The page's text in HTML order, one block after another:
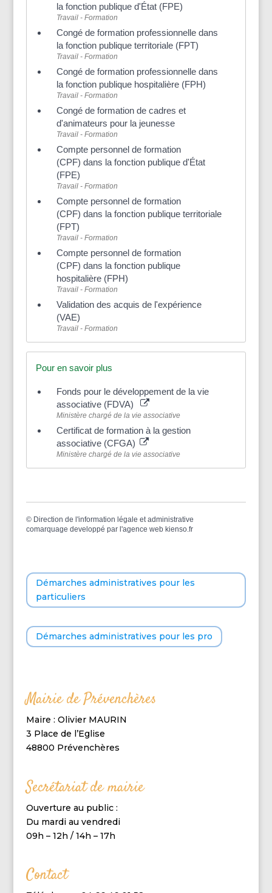
la fonction publique d'État (FPE)
Travail - Formation
Congé de formation professionnelle dans
la fonction publique territoriale (FPT)
Travail - Formation
Congé de formation professionnelle dans
la fonction publique hospitalière (FPH)
Travail - Formation
Congé de formation de cadres et
d'animateurs pour la jeunesse
Travail - Formation
Compte personnel de formation
(CPF) dans la fonction publique d'État
(FPE)
Travail - Formation
Compte personnel de formation
(CPF) dans la fonction publique territoriale
(FPT)
Travail - Formation
Compte personnel de formation
(CPF) dans la fonction publique
hospitalière (FPH)
Travail - Formation
Validation des acquis de l'expérience
(VAE)
Travail - Formation
Pour en savoir plus
Fonds pour le développement de la vie
associative (FDVA)
Ministère chargé de la vie associative
Certificat de formation à la gestion
associative (CFGA)
Ministère chargé de la vie associative
© Direction de l'information légale et administrative
comarquage developpé par l'agence web kienso.fr
Démarches administratives pour les
particuliers
Démarches administratives pour les pro
Mairie de Prévenchères
Maire : Olivier MAURIN
3 Place de l’Eglise
48800 Prévenchères
Secrétariat de mairie
Ouverture au public :
Du mardi au vendredi
09h – 12h / 14h – 17h
Contact